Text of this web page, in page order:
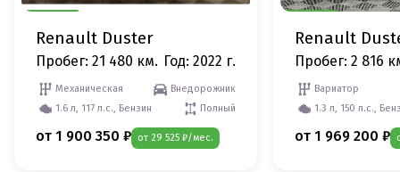
Renault Duster
Пробег: 21 480 км. Год: 2022 г.
Механическая
Внедорожник
1.6 л, 117 л.с., Бензин
Полный
от 1 900 350 ₽ от 29 525 ₽/мес.
Renault
Пробег: 2 816
Вариатор
1.3 л, 150 л.с.,
от 1 969 200 ₽